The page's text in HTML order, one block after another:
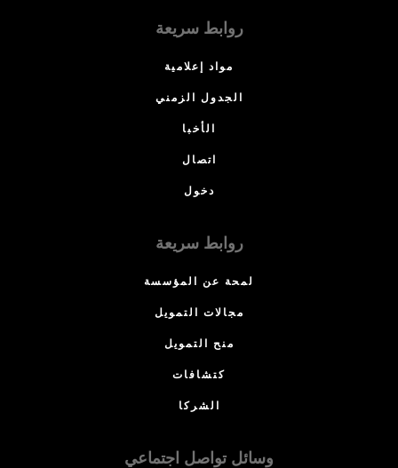
روابط سريعة
مواد إعلامية
الجدول الزمني
الأخبا
اتصال
دخول
روابط سريعة
لمحة عن المؤسسة
مجالات التمويل
منح التمويل
كتشافات
الشركا
وسائل تواصل اجتماعي